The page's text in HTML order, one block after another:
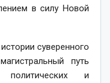
в силу Новой
суверенного
путь
политических и